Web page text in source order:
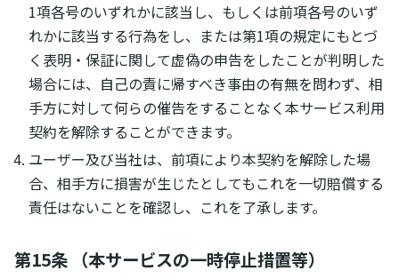
1項各号のいずれかに該当し、もしくは前項各号のいず
れかに該当する行為をし、または第1項の規定にもとづ
く表明・保証に関して虚偽の申告をしたことが判明した
場合には、自己の責に帰すべき事由の有無を問わず、相
手方に対して何らの催告をすることなく本サービス利用
契約を解除することができます。
ユーザー及び当社は、前項により本契約を解除した場
合、相手方に損害が生じたとしてもこれを一切賠償する
責任はないことを確認し、これを了承します。
第15条 （本サービスの一時停止措置等）